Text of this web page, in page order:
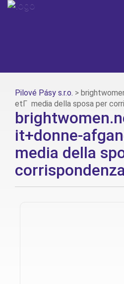
Pilové Pásy s.r.o. >
etГ media della sposa per
it+donne-
media della